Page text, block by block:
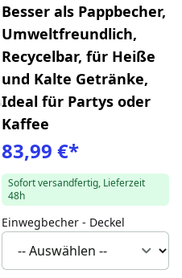
Besser als Pappbecher,
Umweltfreundlich,
Recycelbar, für Heiße
und Kalte Getränke,
Ideal für Partys oder
Kaffee
83,99 €*
Sofort versandfertig, Lieferzeit
48h
Einwegbecher - Deckel